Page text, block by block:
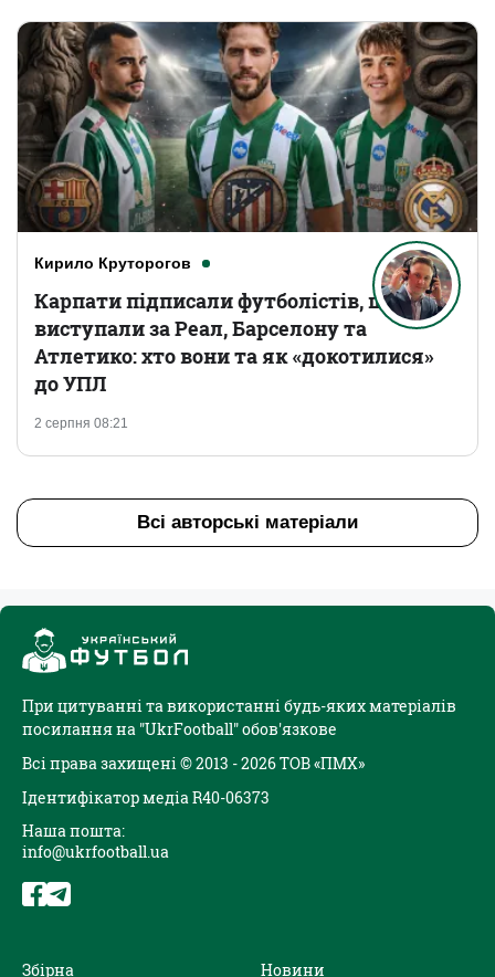
Кирило Круторогов
2 серпня 08:21
Карпати підписали футболістів, що
виступали за Реал, Барселону та
Атлетико: хто вони та як «докотилися»
до УПЛ
Всі авторські матеріали
При цитуванні та використанні будь-яких матеріалів
посилання на "UkrFootball" обов'язкове
Всі права захищені © 2013 - 2026 ТОВ «ПМХ»
Ідентифікатор медіа R40-06373
Наша пошта:
info@ukrfootball.ua
Збірна
Новини